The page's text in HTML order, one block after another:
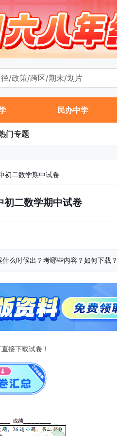
民办中学
门专题
初二数学期中试卷
初二数学期中试卷
么时候出？考哪些内容？如何下载？
接下载试卷！